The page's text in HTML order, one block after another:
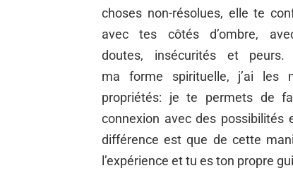
choses non-résolues, elle te
avec tes côtés d’ombre,
doutes, insécurités et peurs.
ma forme spirituelle, j’ai les
propriétés: je te permets de
connexion avec des possibilités
différence est que de cette
l’expérience et tu es ton propre